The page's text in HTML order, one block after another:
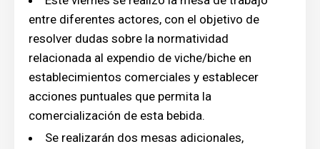
entre diferentes actores, con el objetivo de
resolver dudas sobre la normatividad
relacionada al expendio de viche/biche en
establecimientos comerciales y establecer
acciones puntuales que permita la
comercialización de esta bebida.
Se realizarán dos mesas adicionales,